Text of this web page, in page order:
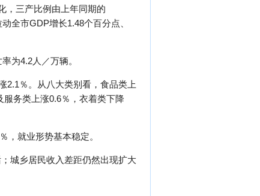
，三产比例由上年同期的
全市GDP增长1.48个百分点、
为4.2人／万辆。
2.1％。从八大类别看，食品类上
务类上涨0.6％，衣着类下降
，就业形势基本稳定。
城乡居民收入差距仍然出现扩大